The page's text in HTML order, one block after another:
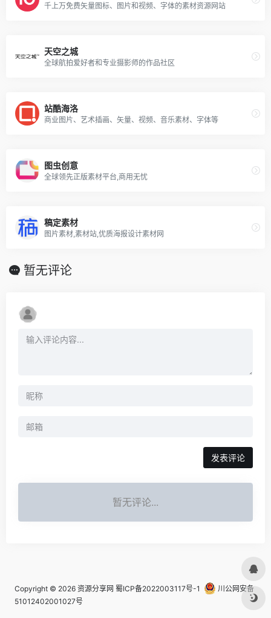
千上万免费矢量图标、图片和视频、字体的素材资源网站
天空之城
全球航拍爱好者和专业摄影师的作品社区
站酷海洛
商业图片、艺术插画、矢量、视频、音乐素材、字体等
图虫创意
全球领先正版素材平台,商用无忧
稿定素材
图片素材,素材站,优质海报设计素材网
暂无评论
发表评论
暂无评论...
Copyright © 2026 资源分享网 蜀ICP备2022003117号-1
川公网安备
51012402001027号